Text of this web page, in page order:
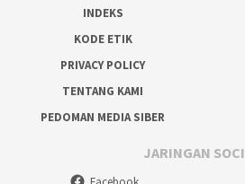
INDEKS
KODE ETIK
PRIVACY POLICY
TENTANG KAMI
PEDOMAN MEDIA SIBER
JARINGAN